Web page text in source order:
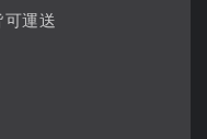
運送